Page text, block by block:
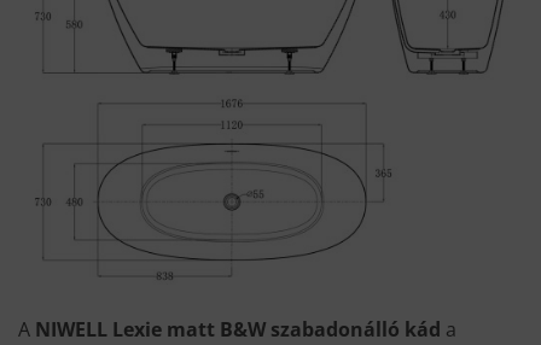
A NIWELL Lexie matt B&W szabadonálló kád a